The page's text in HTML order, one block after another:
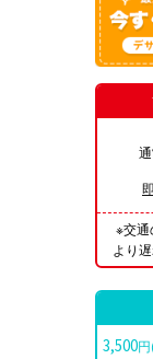
※交通
より
3,500円